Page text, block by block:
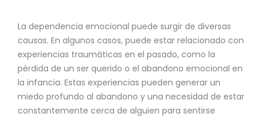
La dependencia emocional puede surgir de diversas
causas. En algunos casos, puede estar relacionado con
experiencias traumáticas en el pasado, como la
pérdida de un ser querido o el abandono emocional en
la infancia. Estas experiencias pueden generar un
miedo profundo al abandono y una necesidad de estar
constantemente cerca de alguien para sentirse